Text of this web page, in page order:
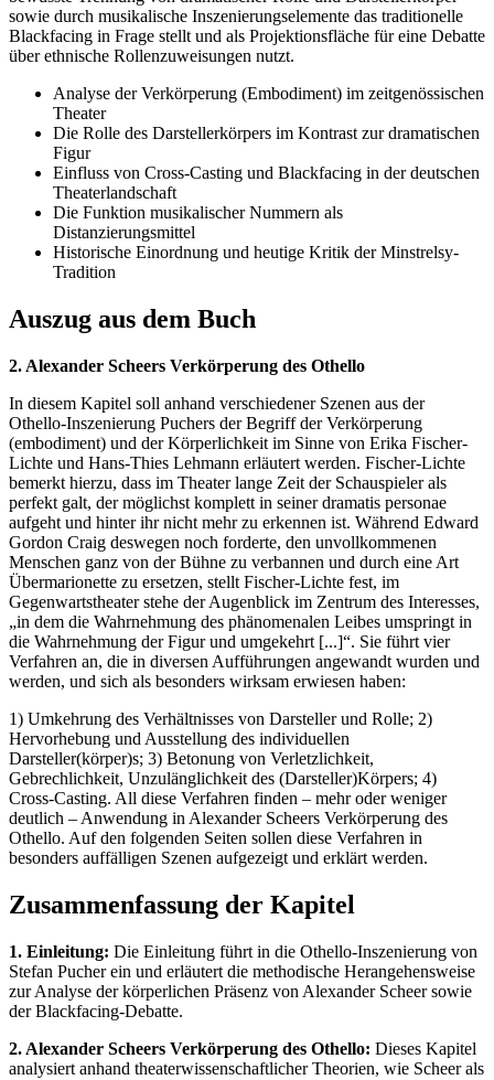
sowie durch musikalische Inszenierungselemente das traditionelle
Blackfacing in Frage stellt und als Projektionsfläche für eine Debatte
über ethnische Rollenzuweisungen nutzt.
Analyse der Verkörperung (Embodiment) im zeitgenössischen
Theater
Die Rolle des Darstellerkörpers im Kontrast zur dramatischen
Figur
Einfluss von Cross-Casting und Blackfacing in der deutschen
Theaterlandschaft
Die Funktion musikalischer Nummern als
Distanzierungsmittel
Historische Einordnung und heutige Kritik der Minstrelsy-
Tradition
Auszug aus dem Buch
2. Alexander Scheers Verkörperung des Othello
In diesem Kapitel soll anhand verschiedener Szenen aus der
Othello-Inszenierung Puchers der Begriff der Verkörperung
(embodiment) und der Körperlichkeit im Sinne von Erika Fischer-
Lichte und Hans-Thies Lehmann erläutert werden. Fischer-Lichte
bemerkt hierzu, dass im Theater lange Zeit der Schauspieler als
perfekt galt, der möglichst komplett in seiner dramatis personae
aufgeht und hinter ihr nicht mehr zu erkennen ist. Während Edward
Gordon Craig deswegen noch forderte, den unvollkommenen
Menschen ganz von der Bühne zu verbannen und durch eine Art
Übermarionette zu ersetzen, stellt Fischer-Lichte fest, im
Gegenwartstheater stehe der Augenblick im Zentrum des Interesses,
„in dem die Wahrnehmung des phänomenalen Leibes umspringt in
die Wahrnehmung der Figur und umgekehrt [...]“. Sie führt vier
Verfahren an, die in diversen Aufführungen angewandt wurden und
werden, und sich als besonders wirksam erwiesen haben:
1) Umkehrung des Verhältnisses von Darsteller und Rolle; 2)
Hervorhebung und Ausstellung des individuellen
Darsteller(körper)s; 3) Betonung von Verletzlichkeit,
Gebrechlichkeit, Unzulänglichkeit des (Darsteller)Körpers; 4)
Cross-Casting. All diese Verfahren finden – mehr oder weniger
deutlich – Anwendung in Alexander Scheers Verkörperung des
Othello. Auf den folgenden Seiten sollen diese Verfahren in
besonders auffälligen Szenen aufgezeigt und erklärt werden.
Zusammenfassung der Kapitel
1. Einleitung: Die Einleitung führt in die Othello-Inszenierung von
Stefan Pucher ein und erläutert die methodische Herangehensweise
zur Analyse der körperlichen Präsenz von Alexander Scheer sowie
der Blackfacing-Debatte.
2. Alexander Scheers Verkörperung des Othello: Dieses Kapitel
analysiert anhand theaterwissenschaftlicher Theorien, wie Scheer als